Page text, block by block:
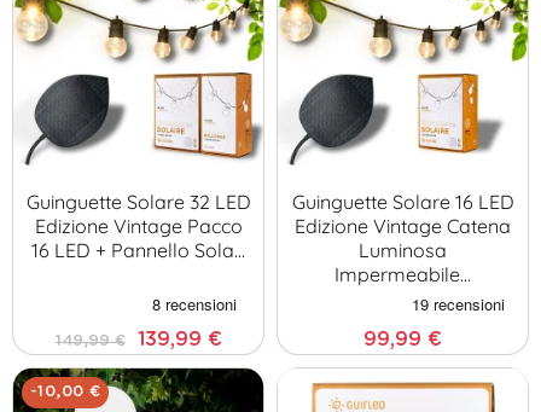
Guinguette Solare 32 LED
Edizione Vintage Pacco
16 LED + Pannello Sola…
149,99 € 139,99 €
Guinguette Solare 16 LED
Edizione Vintage Catena
Luminosa
Impermeabile…
99,99 €
-10,00 €